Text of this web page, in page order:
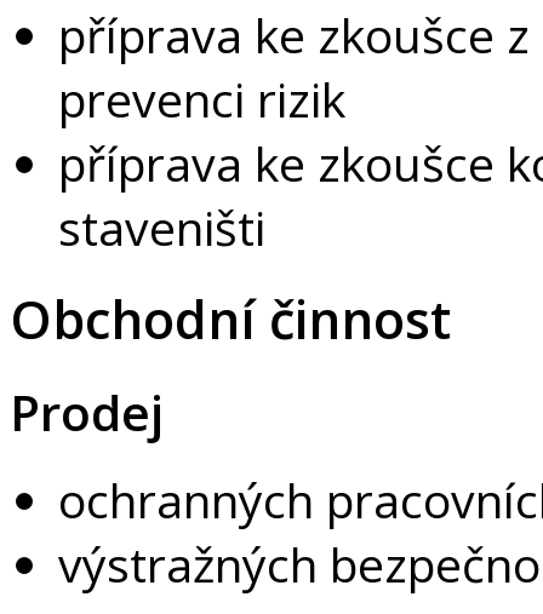
příprava ke zkoušce
prevenci rizik
příprava ke zkoušce
staveništi
Obchodní činnost
Prodej
ochranných
výstražných